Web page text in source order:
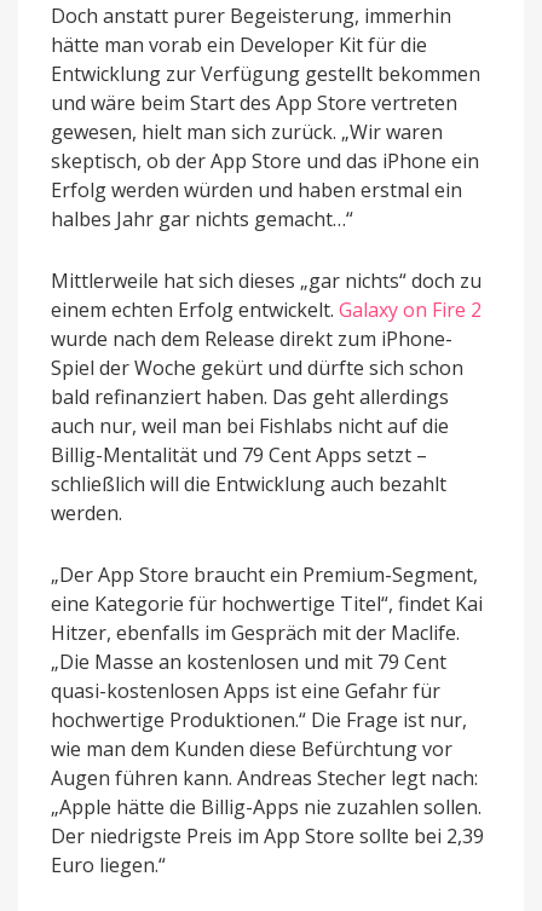
Doch anstatt purer Begeisterung, immerhin
hätte man vorab ein Developer Kit für die
Entwicklung zur Verfügung gestellt bekommen
und wäre beim Start des App Store vertreten
gewesen, hielt man sich zurück. „Wir waren
skeptisch, ob der App Store und das iPhone ein
Erfolg werden würden und haben erstmal ein
halbes Jahr gar nichts gemacht…“
Mittlerweile hat sich dieses „gar nichts“ doch zu
einem echten Erfolg entwickelt. Galaxy on Fire 2
wurde nach dem Release direkt zum iPhone-
Spiel der Woche gekürt und dürfte sich schon
bald refinanziert haben. Das geht allerdings
auch nur, weil man bei Fishlabs nicht auf die
Billig-Mentalität und 79 Cent Apps setzt –
schließlich will die Entwicklung auch bezahlt
werden.
„Der App Store braucht ein Premium-Segment,
eine Kategorie für hochwertige Titel“, findet Kai
Hitzer, ebenfalls im Gespräch mit der Maclife.
„Die Masse an kostenlosen und mit 79 Cent
quasi-kostenlosen Apps ist eine Gefahr für
hochwertige Produktionen.“ Die Frage ist nur,
wie man dem Kunden diese Befürchtung vor
Augen führen kann. Andreas Stecher legt nach:
„Apple hätte die Billig-Apps nie zuzahlen sollen.
Der niedrigste Preis im App Store sollte bei 2,39
Euro liegen.“